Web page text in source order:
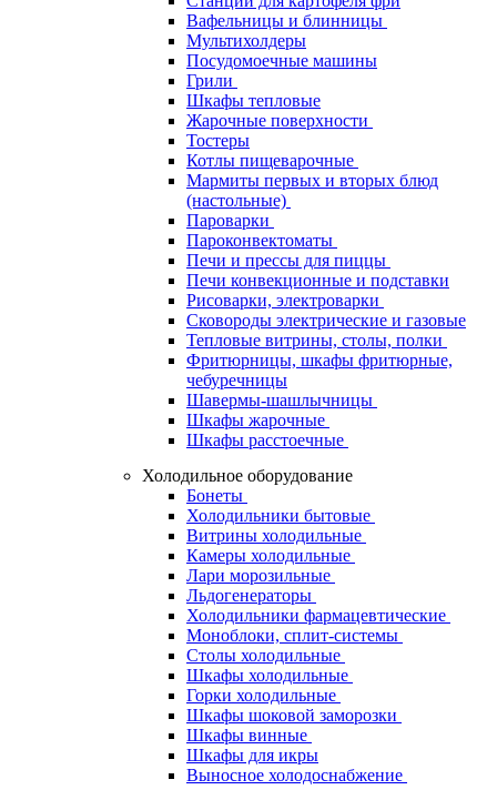
Вафельницы и блинницы
Мультихолдеры
Посудомоечные машины
Грили
Шкафы тепловые
Жарочные поверхности
Тостеры
Котлы пищеварочные
Мармиты первых и вторых блюд
(настольные)
Пароварки
Пароконвектоматы
Печи и прессы для пиццы
Печи конвекционные и подставки
Рисоварки, электроварки
Сковороды электрические и газовые
Тепловые витрины, столы, полки
Фритюрницы, шкафы фритюрные,
чебуречницы
Шавермы-шашлычницы
Шкафы жарочные
Шкафы расстоечные
Холодильное оборудование
Бонеты
Холодильники бытовые
Витрины холодильные
Камеры холодильные
Лари морозильные
Льдогенераторы
Холодильники фармацевтические
Моноблоки, сплит-системы
Столы холодильные
Шкафы холодильные
Горки холодильные
Шкафы шоковой заморозки
Шкафы винные
Шкафы для икры
Выносное холодоснабжение